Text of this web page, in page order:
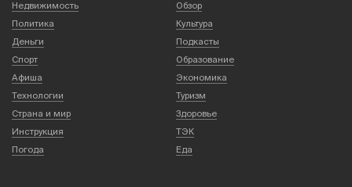
Недвижимость
Обзор
Политика
Культура
Деньги
Подкасты
Спорт
Образование
Афиша
Экономика
Технологии
Туризм
Страна и мир
Здоровье
Инструкция
ТЭК
Погода
Еда